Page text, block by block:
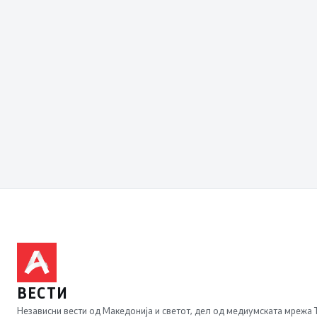
ВЕСТИ
Независни вести од Македонија и светот, дел од медиумската